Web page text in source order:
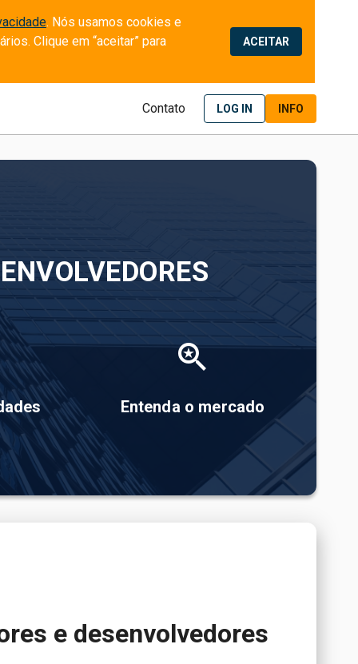
. Nós usamos cookies e
Clique em “aceitar” para
ACEITAR
Contato LOG IN INFO
saved_search
Entenda o mercado
e desenvolvedores